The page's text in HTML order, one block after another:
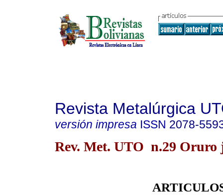
Revista Metalúrgica
versión impresa ISSN 2078-
Rev. Met. UTO n.29 Oruro
A